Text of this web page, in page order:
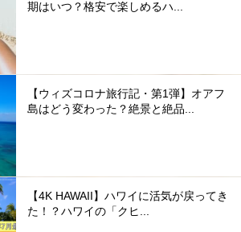
期はいつ？格安で楽しめるハ...
【ウィズコロナ旅行記・第1弾】オアフ
島はどう変わった？絶景と絶品...
【4K HAWAII】ハワイに活気が戻ってき
た！？ハワイの「クヒ...